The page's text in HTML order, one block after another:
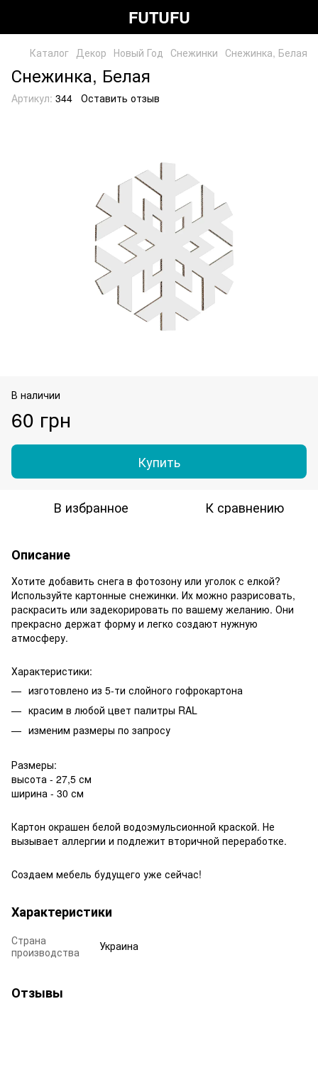
FUTUFU
Каталог Декор Новый Год Снежинки Снежинка, Белая
Снежинка, Белая
Артикул: 344 Оставить отзыв
В наличии
60 грн
Купить
В избранное К сравнению
Описание
Хотите добавить снега в фотозону или уголок с елкой?
Используйте картонные снежинки. Их можно разрисовать,
раскрасить или задекорировать по вашему желанию. Они
прекрасно держат форму и легко создают нужную
атмосферу.
Характеристики:
изготовлено из 5-ти слойного гофрокартона
красим в любой цвет палитры RAL
изменим размеры по запросу
Размеры:
высота - 27,5 см
ширина - 30 см
Картон окрашен белой водоэмульсионной краской. Не
вызывает аллергии и подлежит вторичной переработке.
Создаем мебель будущего уже сейчас!
Характеристики
Страна
производства
Украина
Отзывы